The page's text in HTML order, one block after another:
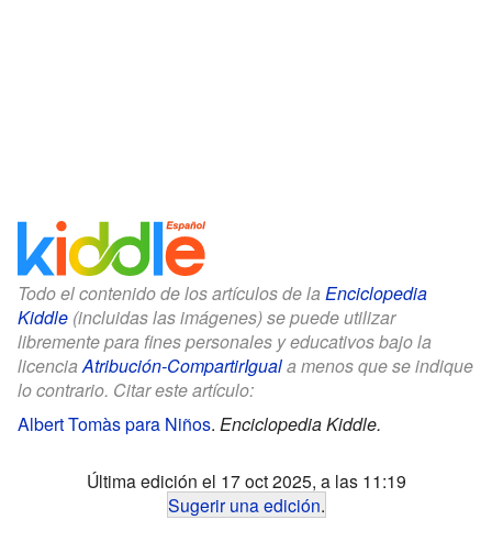
Todo el contenido de los artículos de la Enciclopedia
Kiddle (incluidas las imágenes) se puede utilizar
libremente para fines personales y educativos bajo la
licencia Atribución-CompartirIguala menos que se indique
lo contrario. Citar este artículo:
Albert Tomàs para Niños. Enciclopedia Kiddle.
Última edición el 17 oct 2025, a las 11:19
Sugerir una edición.